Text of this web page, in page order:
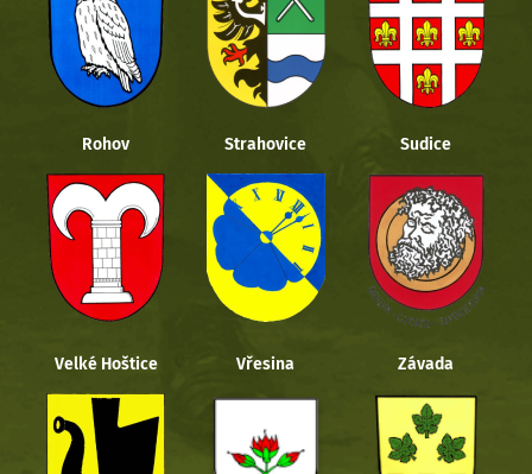
Rohov Strahovice Sudice
Velké Hoštice Vřesina Závada